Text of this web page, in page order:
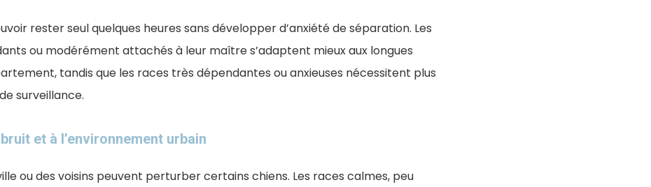
rester seul quelques heures sans développer d’anxiété de séparation. Les
ou modérément attachés à leur maître s’adaptent mieux aux longues
tandis que les races très dépendantes ou anxieuses nécessitent plus
surveillance.
et à l’environnement urbain
ou des voisins peuvent perturber certains chiens. Les races calmes, peu